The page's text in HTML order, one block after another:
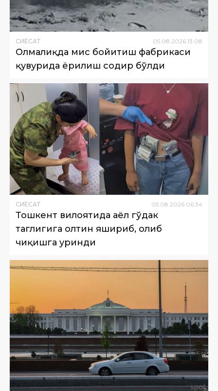
СИËСАТ 05 08 2026 13:08
Олмалиқда мис бойитиш фабрикаси
қувурида ёрилиш содир бўлди
СИËСАТ 05.08.2026 06:34
Тошкент вилоятида аёл гўдак
таглигига олтин яшириб, олиб
чиқишга уринди